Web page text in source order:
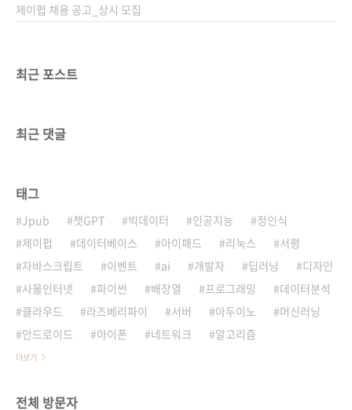
제이펍 채용 공고_상시 모집
최근 포스트
최근 댓글
태그
Jpub 챗GPT 빅데이터 인공지능
정인식
제이펍
데이터베이스 아이패드 리눅스
서평
자바스크립트
이벤트 ai 개발자 딥러닝
디자인
사물인터넷
파이썬 배장열 프로그래밍
데이터분석
클라우드
라즈베리파이 서버 아두이노
머신러닝
안드로이드
아이폰 네트워크 알고리즘
더보기
전체 방문자